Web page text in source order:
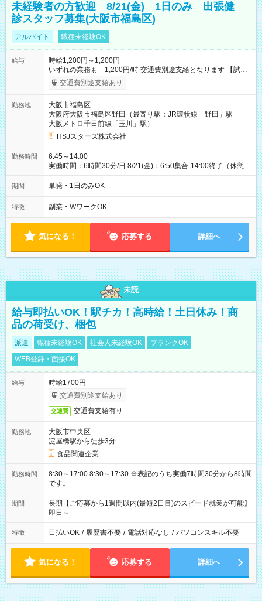
未経験者の方歓迎 8/21(金) 1日のみ 出張健
診スタッフ募集(大阪市福島区)
アルバイト 職種未経験OK
給与
時給1,200円～1,200円
いずれの業務も 1,200円/時 交通費別途支給となります 【試用
期間】試用期間なし
交通費別途支給あり
勤務地
大阪市福島区
大阪府大阪市福島区野田（最寄り駅：JR環状線「野田」駅
大阪メトロ千日前線「玉川」駅）
HSJスターズ株式会社
勤務時間
6:45～14:00
実働時間：6時間30分/日 8/21(金)：6:50集合-14:00終了（休憩
45分)
期間 単発・1日のみOK
特徴 副業・WワークOK
気になる！ 応募する 詳細へ
未読
給与即払いOK！駅チカ！高時給！土日休み！商
品の荷受け、梱包
派遣 職種未経験OK 社会人未経験OK
ブランクOK
WEB登録・面接OK
給与
時給1700円
交通費別途支給あり
交通費 交通費支給有り
勤務地
大阪市中央区
淀屋橋駅から徒歩3分
食品関連企業
勤務時間
8:30～17:00 8:30～17:30 ※表記のうち実働7時間30分から8時間
です。
期間
長期【ご応募から1週間以内(最短2日目)のスピード就業が可能】
即日～
特徴 日払いOK / 履歴書不要 / 電話対応なし / パソコンスキル不要
気になる！ 応募する 詳細へ